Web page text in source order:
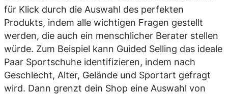
für Klick durch die Auswahl des perfekten
Produkts, indem alle wichtigen Fragen gestellt
werden, die auch ein menschlicher Berater stellen
würde. Zum Beispiel kann Guided Selling das ideale
Paar Sportschuhe identifizieren, indem nach
Geschlecht, Alter, Gelände und Sportart gefragt
wird. Dann grenzt dein Shop eine Auswahl von